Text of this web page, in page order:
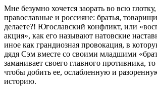
Мне безумно хочется заорать во всю
православные и россияне: братья,
делаете?! Югославский конфликт, или
акция», как его называют натовские
иное как грандиозная провокация, в
дядя Сэм вместе со своими младшими
заманивает своего главного противника,
чтобы добить ее, ослабленную и
историю.